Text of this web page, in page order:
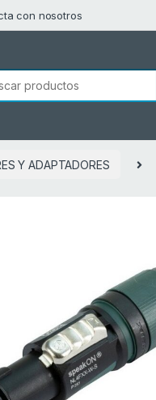
con nosotros
de:
Y ADAPTADORES